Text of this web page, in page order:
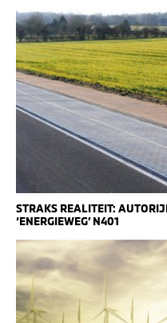
STRAKS REALITEIT:
‘ENERGIEWEG’ N401